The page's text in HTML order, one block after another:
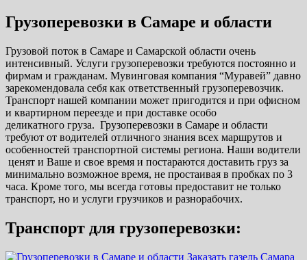
Грузоперевозки в Самаре и области
Грузовой поток в Самаре и Самарской области очень
интенсивный. Услуги грузоперевозки требуются постоянно и
фирмам и гражданам. Мувинговая компания “Муравей” давно
зарекомендовала себя как ответственный грузоперевозчик.
Транспорт нашей компании может пригодится и при офисном
и квартирном переезде и при доставке особо
деликатного груза. Грузоперевозки в Самаре и области
требуют от водителей отличного знания всех маршрутов и
особенностей транспортной системы региона. Наши водители
ценят и Ваше и свое время и постараются доставить груз за
минимально возможное время, не простаивая в пробках по 3
часа. Кроме того, мы всегда готовы предоставит не только
транспорт, но и услуги грузчиков и разнорабочих.
Транспорт для грузоперевозки: